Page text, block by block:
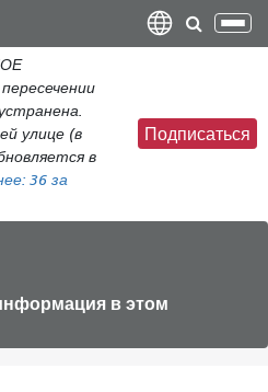
содержанию
улице (в
в
36 за
Подписаться
в этом